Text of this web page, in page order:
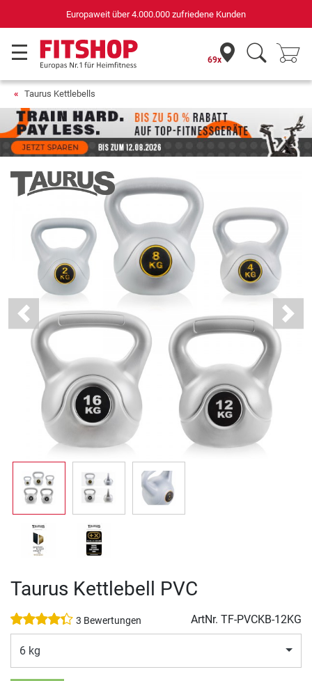
für Sportgeräte (n-tv+DISQ 2016-2024)
69x
Taurus Kettlebells
Previous Next
Taurus Kettlebell PVC
3 Bewertungen ArtNr. TF-PVCKB-12KG
6 kg